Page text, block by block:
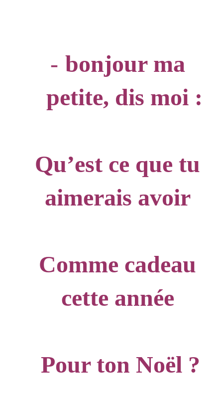
- bonjour ma
petite, dis moi :
Qu’est ce que tu
aimerais avoir
Comme cadeau
cette année
Pour ton Noël ?